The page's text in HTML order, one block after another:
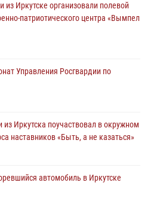
Иркутске организовали полевой
патриотического центра «Вымпел
Управления Росгвардии по
Иркутска поучаствовал в окружном
наставников «Быть, а не казаться»
автомобиль в Иркутске